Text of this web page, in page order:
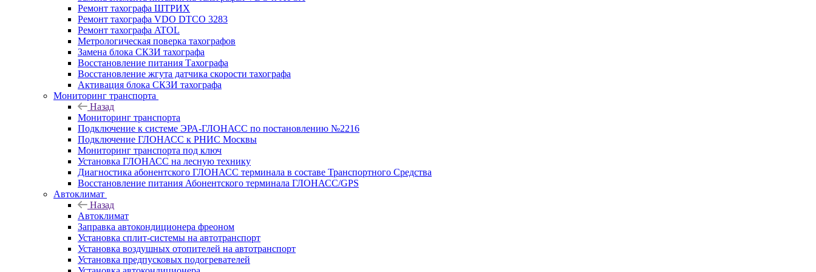
Ремонт тахографа ШТРИХ
Ремонт тахографа VDO DTCO 3283
Ремонт тахографа ATOL
Метрологическая поверка тахографов
Замена блока СКЗИ тахографа
Восстановление питания Тахографа
Восстановление жгута датчика скорости тахографа
Активация блока СКЗИ тахографа
Мониторинг транспорта
Назад
Мониторинг транспорта
Подключение к системе ЭРА-ГЛОНАСС по постановлению №2216
Подключение ГЛОНАСС к РНИС Москвы
Мониторинг транспорта под ключ
Установка ГЛОНАСС на лесную технику
Диагностика абонентского ГЛОНАСС терминала в составе Транспортного Средства
Восстановление питания Абонентского терминала ГЛОНАСС/GPS
Автоклимат
Назад
Автоклимат
Заправка автокондиционера фреоном
Установка сплит-системы на автотранспорт
Установка воздушных отопителей на автотранспорт
Установка предпусковых подогревателей